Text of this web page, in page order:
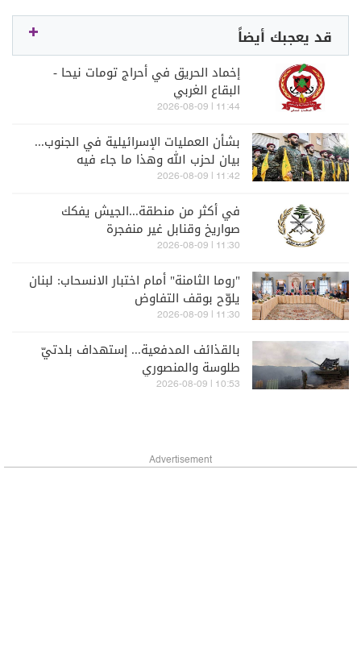
قد يعجبك أيضاً
إخماد الحريق في أحراج تومات نيحا -
البقاع الغربي
11:44 | 2026-08-09
بشأن العمليات الإسرائيلية في الجنوب...
بيان لحزب الله وهذا ما جاء فيه
11:42 | 2026-08-09
في أكثر من منطقة...الجيش يفكك
صواريخ وقنابل غير منفجرة
11:30 | 2026-08-09
"روما الثامنة" أمام اختبار الانسحاب: لبنان
يلوّح بوقف التفاوض
11:30 | 2026-08-09
بالقذائف المدفعية... إستهداف بلدتيّ
طلوسة والمنصوري
10:53 | 2026-08-09
Advertisement